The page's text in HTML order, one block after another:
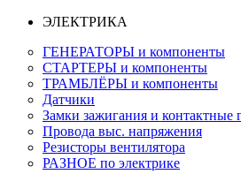
ЭЛЕКТРИКА
ГЕНЕРАТОРЫ и компоненты
СТАРТЕРЫ и компоненты
ТРАМБЛЁРЫ и компоненты
Датчики
Замки зажигания и контактные
Провода выс. напряжения
Резисторы вентилятора
РАЗНОЕ по электрике